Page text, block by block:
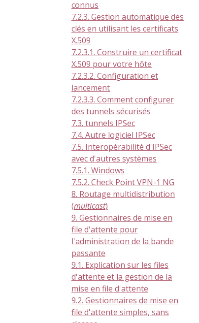
connus
7.2.3. Gestion automatique des
clés en utilisant les certificats
X.509
7.2.3.1. Construire un certificat
X.509 pour votre hôte
7.2.3.2. Configuration et
lancement
7.2.3.3. Comment configurer
des tunnels sécurisés
7.3. tunnels IPSec
7.4. Autre logiciel IPSec
7.5. Interopérabilité d'IPSec
avec d'autres systèmes
7.5.1. Windows
7.5.2. Check Point VPN-1 NG
8. Routage multidistribution
(multicast)
9. Gestionnaires de mise en
file d'attente pour
l'administration de la bande
passante
9.1. Explication sur les files
d'attente et la gestion de la
mise en file d'attente
9.2. Gestionnaires de mise en
file d'attente simples, sans